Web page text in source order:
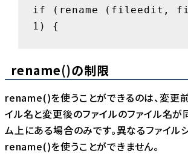
if (rename (fileedit,
1) {
rename()の制限
rename()を使うことができるのは、変更
イル名と変更後のファイルのファイル名が
ム上にある場合のみです。異なるファイル
rename()を使うことができません。